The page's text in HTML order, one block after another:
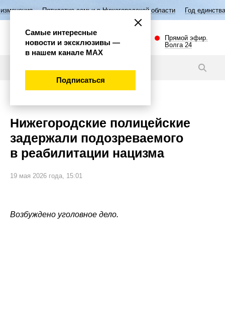
семьи в Нижегородской области Год единства народов России
Прямой эфир.
Волга 24
Нижегородские полицейские
задержали подозреваемого
в реабилитации нацизма
19 мая 2026 года, 15:01
Возбуждено уголовное дело.
Самые интересные
новости и эксклюзивы —
в нашем канале МАХ
Подписаться